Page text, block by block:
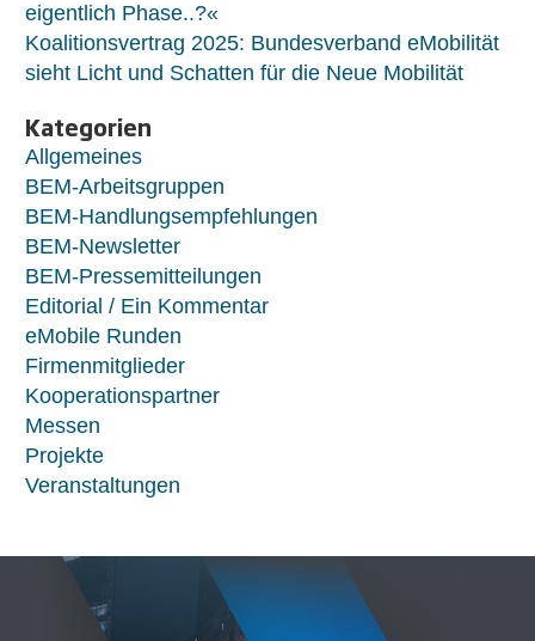
eigentlich Phase..?«
Koalitionsvertrag 2025: Bundesverband eMobilität
sieht Licht und Schatten für die Neue Mobilität
Kategorien
Allgemeines
BEM-Arbeitsgruppen
BEM-Handlungsempfehlungen
BEM-Newsletter
BEM-Pressemitteilungen
Editorial / Ein Kommentar
eMobile Runden
Firmenmitglieder
Kooperationspartner
Messen
Projekte
Veranstaltungen